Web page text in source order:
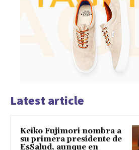
Latest article
Keiko Fujimori nombra a
su primera presidente de
EsSalud, aunque en